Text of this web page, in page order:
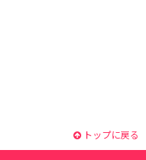
トップに戻る